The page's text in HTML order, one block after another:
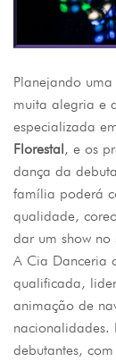
Planejando
muita alegria e
especializada
Florestal, e os
dança da
família poderá
qualidade,
dar um show no
A Cia Danceria
qualificada,
animação de
nacionalidades.
debutantes,